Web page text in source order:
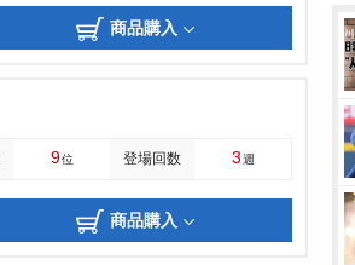
商品購入
9位 登場回数 3週
商品購入